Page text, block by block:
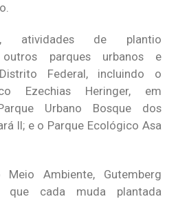
atividades de plantio
parques urbanos e
Federal, incluindo o
Ezechias Heringer, em
Urbano Bosque dos
II; e o Parque Ecológico Asa
Ambiente, Gutemberg
que cada muda plantada